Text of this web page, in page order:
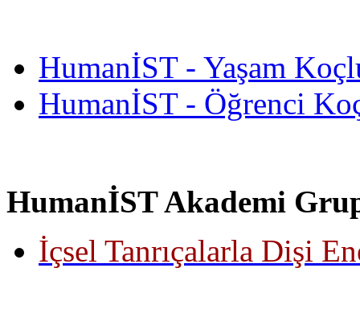
HumanİST - Yaşam
HumanİST - Öğrenci
HumanİST Akademi
İçsel Tanrıçalarla Dişi